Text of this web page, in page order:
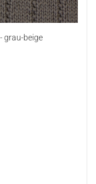
grau-beige